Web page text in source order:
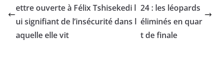
ettre ouverte à Félix Tshisekedi l
ui signifiant de l’insécurité dans l
aquelle elle vit
24 : les léopards
éliminés en quar
t de finale